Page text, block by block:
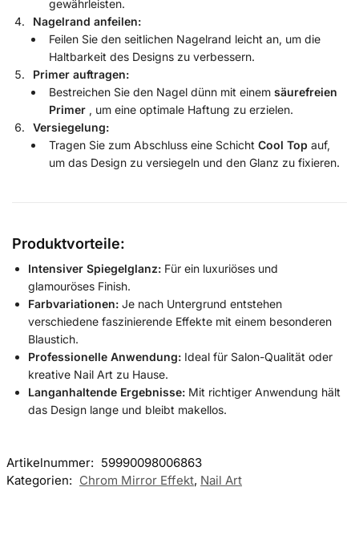
gewährleisten.
Nagelrand anfeilen:
Feilen Sie den seitlichen Nagelrand leicht an, um die
Haltbarkeit des Designs zu verbessern.
Primer auftragen:
Bestreichen Sie den Nagel dünn mit einem säurefreien
Primer , um eine optimale Haftung zu erzielen.
Versiegelung:
Tragen Sie zum Abschluss eine Schicht Cool Top auf,
um das Design zu versiegeln und den Glanz zu fixieren.
Produktvorteile:
Intensiver Spiegelglanz: Für ein luxuriöses und
glamouröses Finish.
Farbvariationen: Je nach Untergrund entstehen
verschiedene faszinierende Effekte mit einem besonderen
Blaustich.
Professionelle Anwendung: Ideal für Salon-Qualität oder
kreative Nail Art zu Hause.
Langanhaltende Ergebnisse: Mit richtiger Anwendung hält
das Design lange und bleibt makellos.
Artikelnummer: 59990098006863
Kategorien: Chrom Mirror Effekt, Nail Art